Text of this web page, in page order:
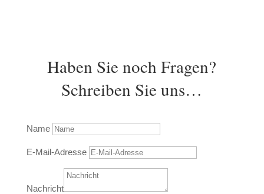
Haben Sie noch Fragen?
Schreiben Sie uns…
Name
E-Mail-Adresse
Nachricht